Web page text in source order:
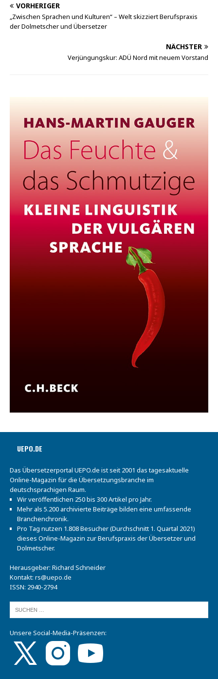
VORHERIGER
„Zwischen Sprachen und Kulturen“ – Welt skizziert Berufspraxis
der Dolmetscher und Übersetzer
NÄCHSTER
Verjüngungskur: ADÜ Nord mit neuem Vorstand
UEPO.DE
Das Übersetzerportal UEPO.de ist seit 2001 das tagesaktuelle
Online-Magazin für die Übersetzungsbranche im
deutschsprachigen Raum.
Wir veröffentlichen 250 bis 300 Artikel pro Jahr.
Mehr als 5.200 archivierte Beiträge bilden eine umfassende
Branchenchronik.
Pro Tag nutzen 1.808 Besucher (Durchschnitt 1. Quartal 2021)
dieses Online-Magazin zur Berufspraxis der Übersetzer und
Dolmetscher.
Herausgeber: Richard Schneider
Kontakt: rs@uepo.de
ISSN: 2940-2794
Unsere Social-Media-Präsenzen: